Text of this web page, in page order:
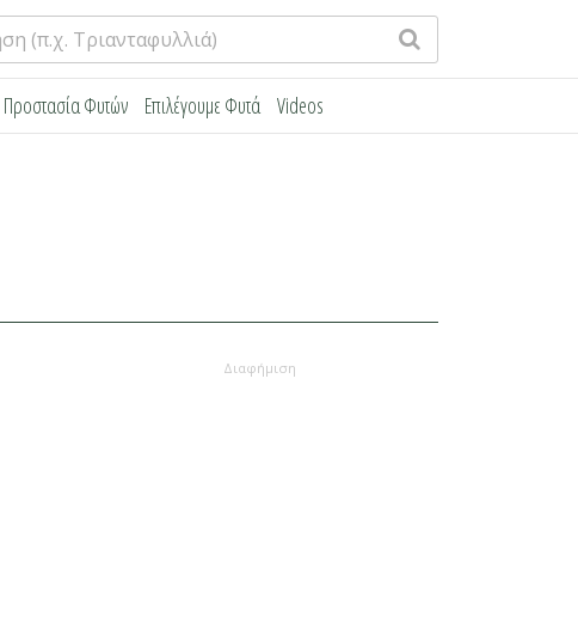
Προστασία Φυτών Επιλέγουμε Φυτά Videos
Διαφήμιση